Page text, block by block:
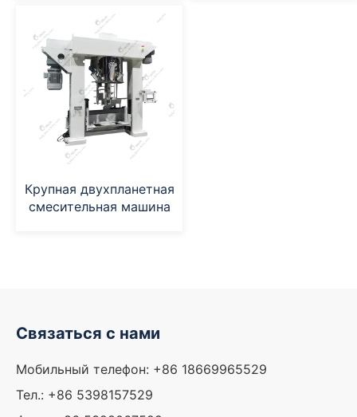
Крупная двухпланетная
смесительная машина
Связаться с нами
Мобильный телефон: +86 18669965529
Тел.: +86 5398157529